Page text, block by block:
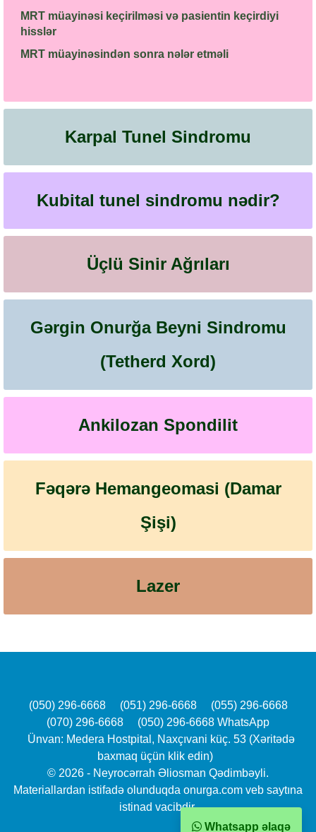
MRT müayinəsi keçirilməsi və pasientin keçirdiyi
hisslər
MRT müayinəsindən sonra nələr etməli
Karpal Tunel Sindromu
Kubital tunel sindromu nədir?
Üçlü Sinir Ağrıları
Gərgin Onurğa Beyni Sindromu
(Tetherd Xord)
Ankilozan Spondilit
Fəqərə Hemangeomasi (Damar
Şişi)
Lazer
(050) 296-6668 (051) 296-6668
(055) 296-6668
(070) 296-6668
(050) 296-6668 WhatsApp
Ünvan: Medera Hostpital, Naxçıvani küç. 53 (Xəritədə
baxmaq üçün klik edin)
© 2026 - Neyrocərrah Əliosman Qədimbəyli.
Materiallardan istifadə olunduqda onurga.com veb saytına
istinad vacibdir.
Whatsapp əlaqə